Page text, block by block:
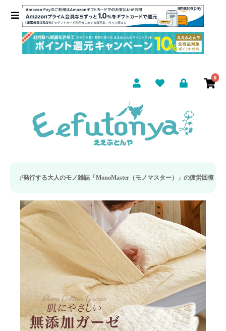
0
MonoMaster（モノマスター）」の疲労回復・睡眠の向上特集に当社のリカバ